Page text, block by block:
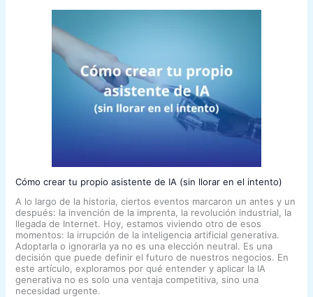
Cómo crear tu propio asistente de IA (sin llorar en el intento)
A lo largo de la historia, ciertos eventos marcaron un antes y un
después: la invención de la imprenta, la revolución industrial, la
llegada de Internet. Hoy, estamos viviendo otro de esos
momentos: la irrupción de la inteligencia artificial generativa.
Adoptarla o ignorarla ya no es una elección neutral. Es una
decisión que puede definir el futuro de nuestros negocios. En
este artículo, exploramos por qué entender y aplicar la IA
generativa no es solo una ventaja competitiva, sino una
necesidad urgente.